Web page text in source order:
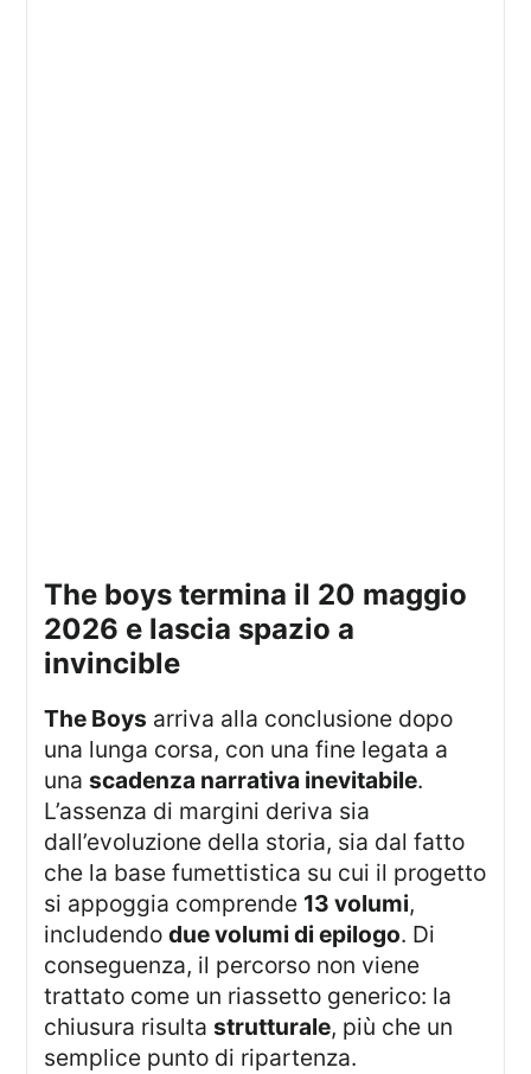
the boys termina il 20 maggio
2026 e lascia spazio a
invincible
The Boys arriva alla conclusione dopo
una lunga corsa, con una fine legata a
unascadenza narrativa inevitabile.
L’assenza di margini deriva sia
dall’evoluzione della storia, sia dal fatto
che la base fumettistica su cui il progetto
si appoggia comprende 13 volumi,
includendodue volumi di epilogo. Di
conseguenza, il percorso non viene
trattato come un riassetto generico: la
chiusura risultastrutturale, più che un
semplice punto di ripartenza.